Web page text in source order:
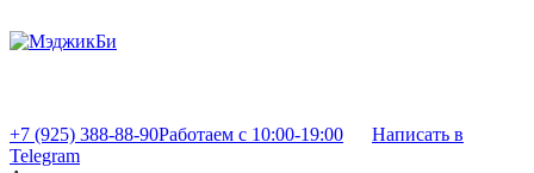
+7 (925) 388-88-90Работаем с 10:00-19:00
Написать в
Telegram